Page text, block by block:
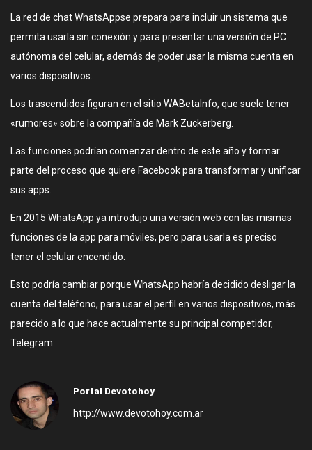
La red de chat WhatsAppse prepara para incluir un sistema que
permita usarla sin conexión y para presentar una versión de PC
autónoma del celular, además de poder usar la misma cuenta en
varios dispositivos.
Los trascendidos figuran en el sitio WABetaInfo, que suele tener
«rumores» sobre la compañía de Mark Zuckerberg.
Las funciones podrían comenzar dentro de este año y formar
parte del proceso que quiere Facebook para transformar y unificar
sus apps.
En 2015 WhatsApp ya introdujo una versión web con las mismas
funciones de la app para móviles, pero para usarla es preciso
tener el celular encendido.
Esto podría cambiar porque WhatsApp habría decidido desligar la
cuenta del teléfono, para usar el perfil en varios dispositivos, más
parecido a lo que hace actualmente su principal competidor,
Telegram.
Portal Devotohoy
http://www.devotohoy.com.ar